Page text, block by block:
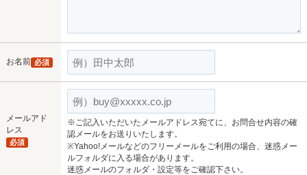
お名前 必須
メールアド
レス
必須
※ご記入いただいたメールアドレス宛てに、お問合せ内容の確
認メールをお送りいたします。
※Yahoo!メールなどのフリーメールをご利用の場合、迷惑メー
ルフォルダに入る場合があります。
迷惑メールのフォルダ・設定等をご確認下さい。